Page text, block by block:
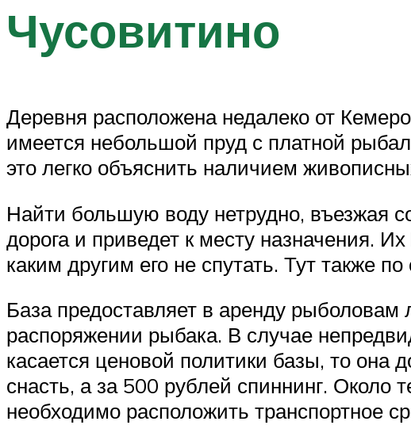
Чусовитино
Деревня расположена недалеко от
имеется небольшой пруд с платной
это легко объяснить наличием
Найти большую воду нетрудно, въезжая
дорога и приведет к месту назначения.
каким другим его не спутать. Тут также
База предоставляет в аренду рыболовам
распоряжении рыбака. В случае
касается ценовой политики базы, то она
снасть, а за 500 рублей спиннинг. Около
необходимо расположить транспортное